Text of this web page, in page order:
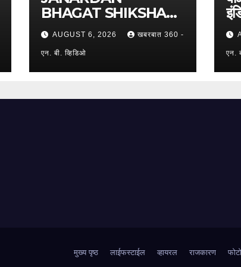
BHAGAT SHIKSHAN
PRASARAK
SANSTHA: जेबीएसपी
संस्थेचे मुख्य प्रशासकीय
कार्यालय आणि अत्याधुनिक मूट
AUGUST 6, 2026 खबरबात 360 -
एन. बी. व्हिडिओ एन.
मुख्य पृष्ठ लाईफस्टाईल व्हायरल राजकारण फोटो